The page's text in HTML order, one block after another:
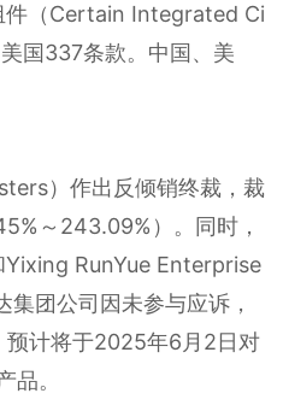
件（Certain Integrated Ci
国337条款。中国、美
）作出反倾销终裁，裁
～243.09%）。同时，
Yixing RunYue Enterprise
团公司因未参与应诉，
预计将于2025年6月2日对
。